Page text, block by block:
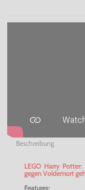
Beschreibung
LEGO Harry
gegen Voldemort